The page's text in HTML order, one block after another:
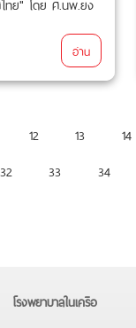
โรคตับ ทางเดิน
น 2569 ที่ผ่านมา
อ่าน
12 13 14
32 33 34
โรงพยาบาลในเครือ